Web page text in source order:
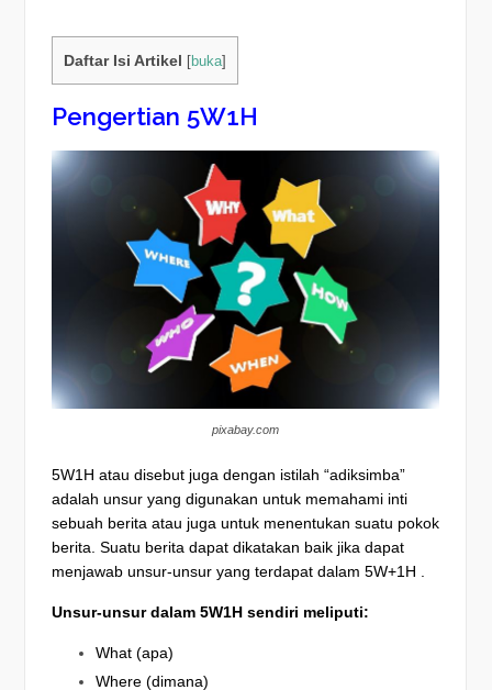
Daftar Isi Artikel buka]
Pengertian 5W1H
pixabay.com
5W1H atau disebut juga dengan istilah “adiksimba”
adalah unsur yang digunakan untuk memahami inti
sebuah berita atau juga untuk menentukan suatu pokok
berita. Suatu berita dapat dikatakan baik jika dapat
menjawab unsur-unsur yang terdapat dalam 5W+1H .
Unsur-unsur dalam 5W1H sendiri meliputi:
What (apa)
Where (dimana)